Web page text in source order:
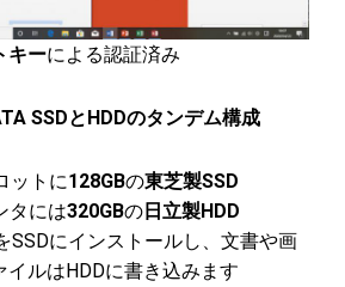
キーによる認証済み
SSDとHDDのタンデム構成
ットに128GBの東芝製SSD
タには320GBの日立製HDD
SSDにインストールし、文書や画
イルはHDDに書き込みます